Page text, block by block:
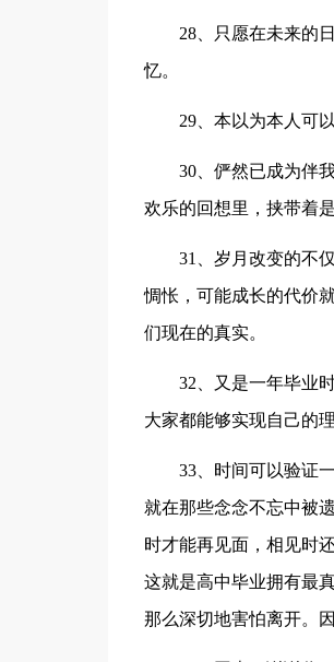
28、只愿在未来的
忆。
29、本以为本人可
30、俨然已成为伴
欢乐的回想里，挟带着
31、岁月改变的不
惆怅，可能成长的代价
们现在的真实。
32、又是一年毕业
大家都能够实现自己的理
33、时间可以验证
就在那些念念不忘中被
时才能再见面，相见时
这就是高中毕业拥有最
那么深切地害怕离开。